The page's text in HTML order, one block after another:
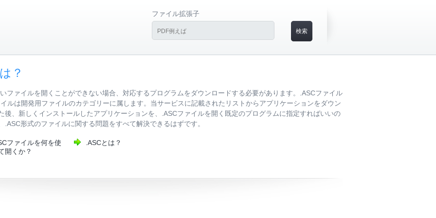
ファイル拡張子
？
ファイルを開くことができない場合、対応するプログラムをダウンロードする必要があります。.ASCファイル
ルは開発用ファイルのカテゴリーに属します。当サービスに記載されたリストからアプリケーションをダウン
後、新しくインストールしたアプリケーションを、.ASCファイルを開く既定のプログラムに指定すればいいの
形式のファイルに関する問題をすべて解決できるはずです。
ファイルを何を使
開くか？
.ASCとは？